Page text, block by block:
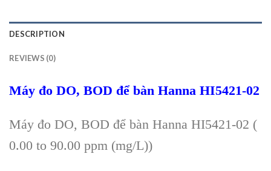
DESCRIPTION
REVIEWS (0)
Máy đo DO, BOD để bàn Hanna HI5421-02
Máy đo DO, BOD để bàn Hanna HI5421-02 (
0.00 to 90.00 ppm (mg/L))